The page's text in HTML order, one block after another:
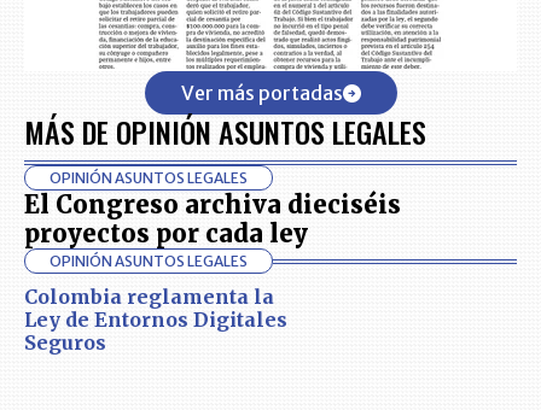
Ver más portadas
MÁS DE OPINIÓN ASUNTOS LEGALES
OPINIÓN ASUNTOS LEGALES
El Congreso archiva dieciséis
proyectos por cada ley
OPINIÓN ASUNTOS LEGALES
Colombia reglamenta la
Ley de Entornos Digitales
Seguros